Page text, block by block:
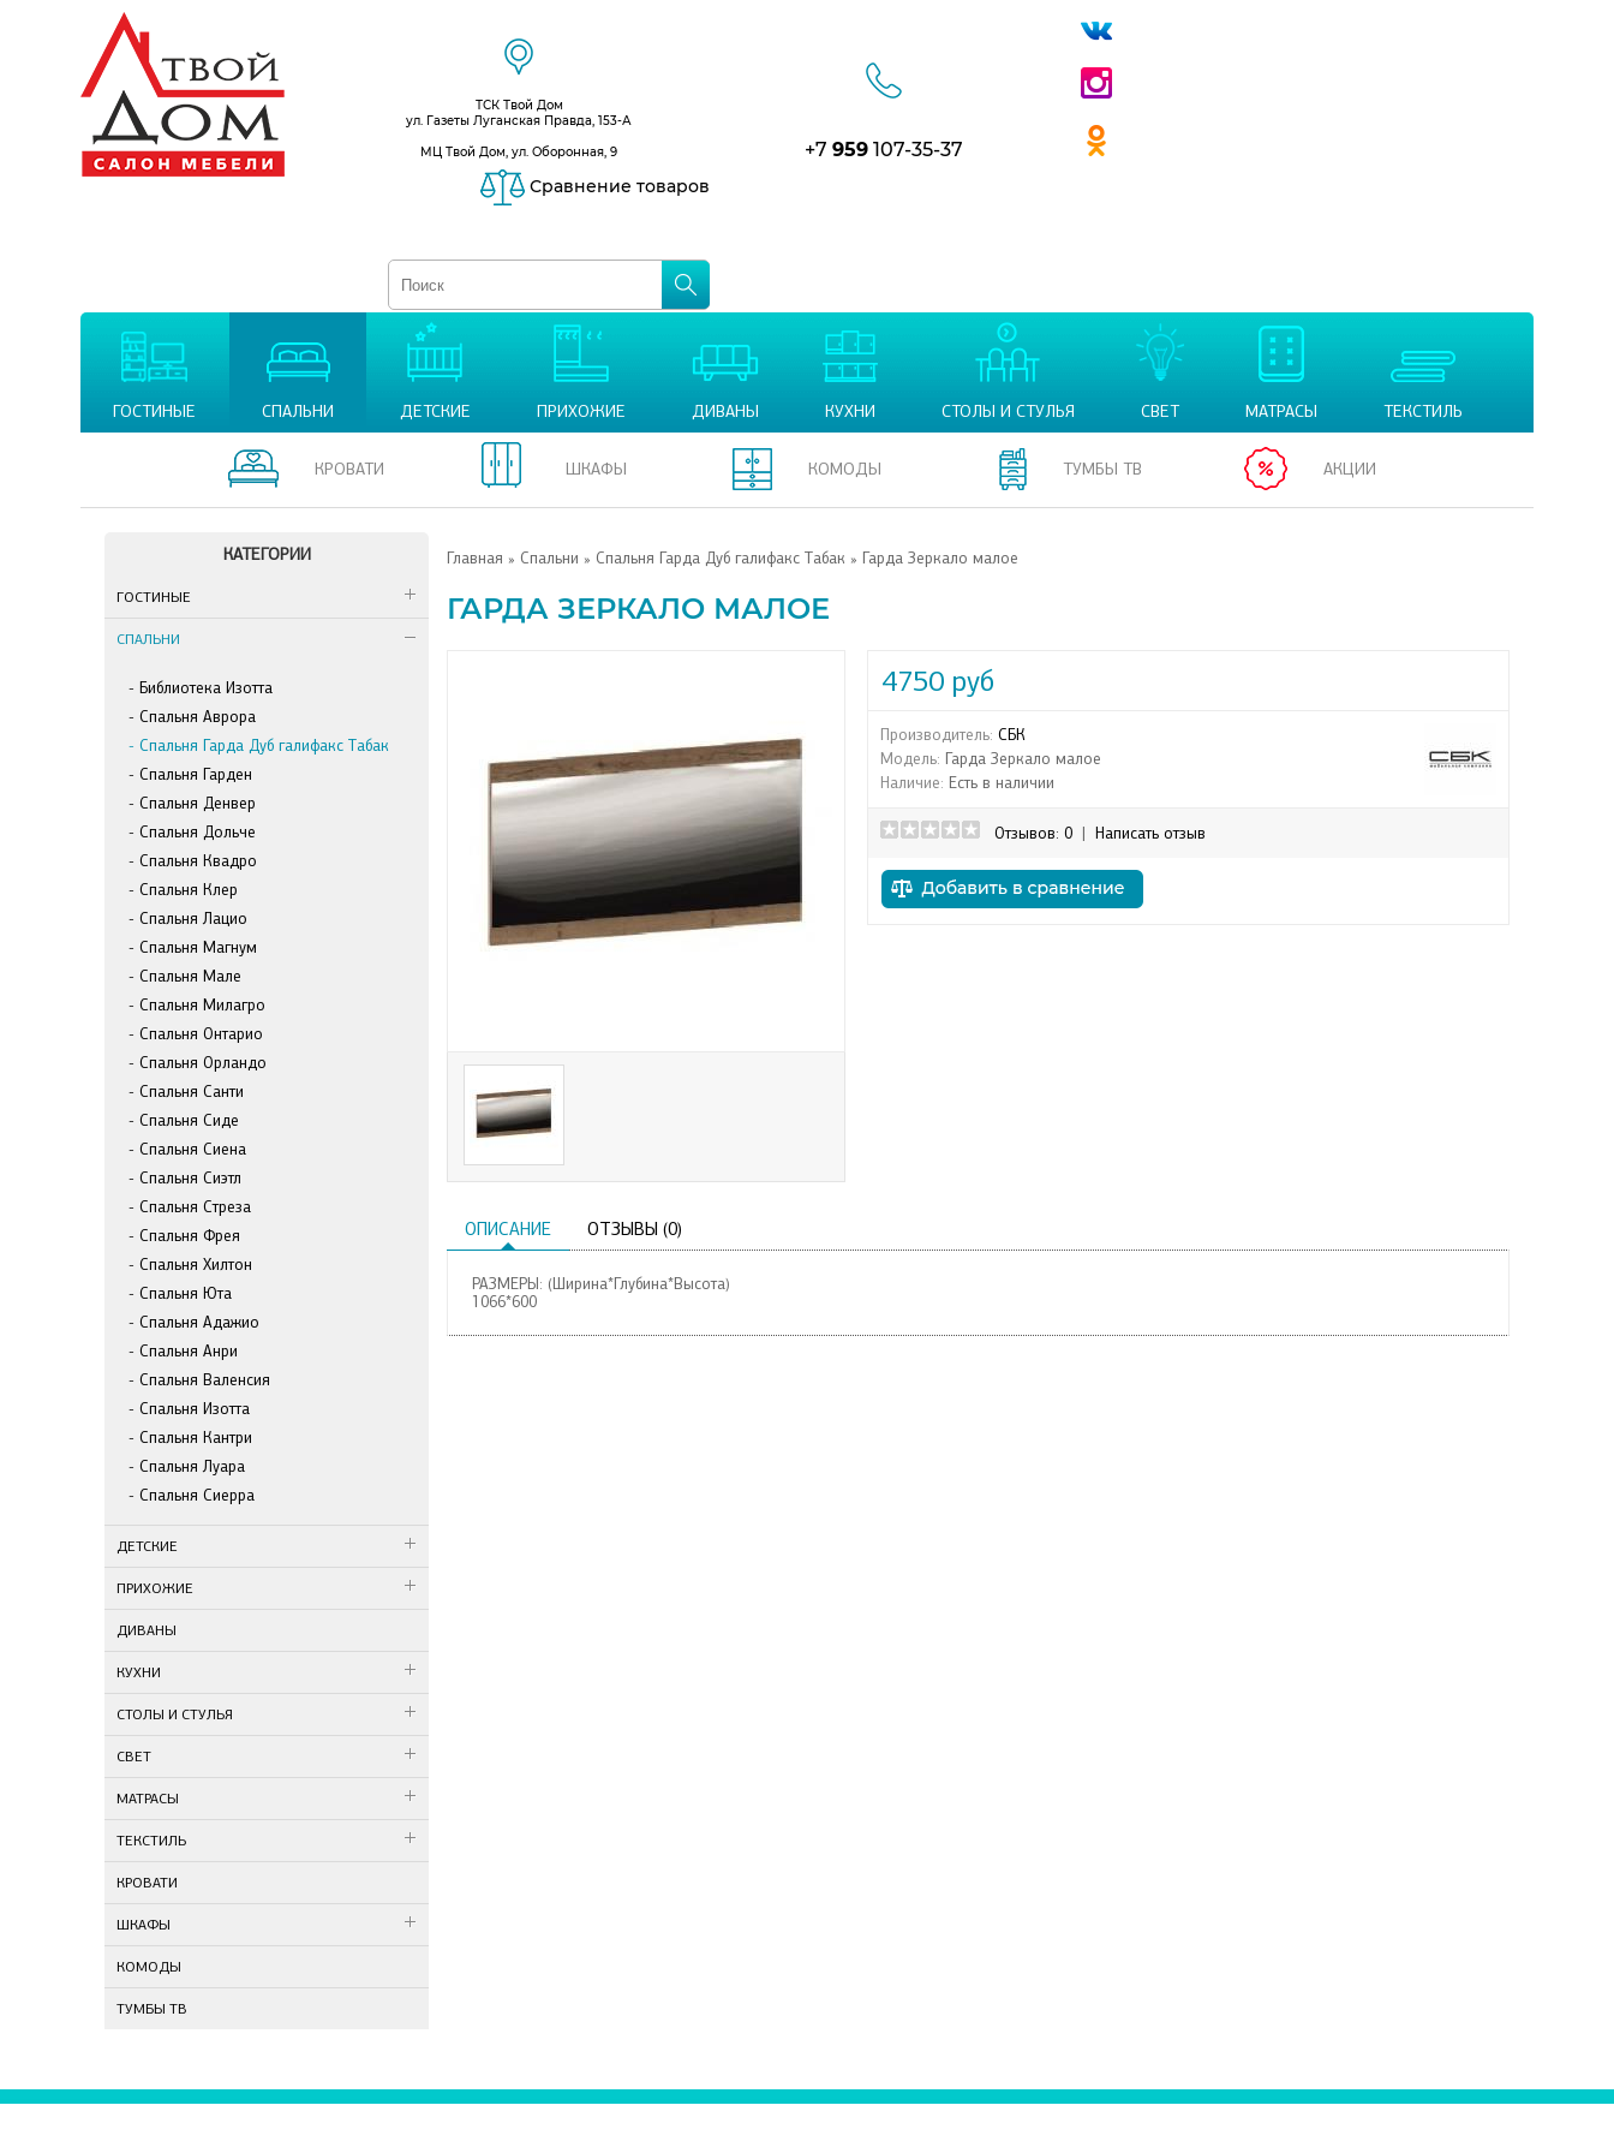
ТСК Твой Дом
ул. Газеты Луганская Правда, 153-А
МЦ Твой Дом, ул. Оборонная, 9
+7 959 107-35-37
Сравнение товаров
ГОСТИНЫЕ СПАЛЬНИ ДЕТСКИЕ ПРИХОЖИЕ ДИВАНЫ КУХНИ СТОЛЫ И СТУЛЬЯ СВЕТ МАТРАСЫ ТЕКСТИЛЬ
КРОВАТИ ШКАФЫ КОМОДЫ ТУМБЫ ТВ АКЦИИ
КАТЕГОРИИ
ГОСТИНЫЕ
СПАЛЬНИ
Библиотека Изотта
Спальня Аврора
Спальня Гарда Дуб галифакс Табак
Спальня Гарден
Спальня Денвер
Спальня Дольче
Спальня Квадро
Спальня Клер
Спальня Лацио
Спальня Магнум
Спальня Мале
Спальня Милагро
Спальня Онтарио
Спальня Орландо
Спальня Санти
Спальня Сиде
Спальня Сиена
Спальня Сиэтл
Спальня Стреза
Спальня Фрея
Спальня Хилтон
Спальня Юта
Спальня Адажио
Спальня Анри
Спальня Валенсия
Спальня Изотта
Спальня Кантри
Спальня Луара
Спальня Сиерра
ДЕТСКИЕ
ПРИХОЖИЕ
ДИВАНЫ
КУХНИ
СТОЛЫ И СТУЛЬЯ
СВЕТ
МАТРАСЫ
ТЕКСТИЛЬ
КРОВАТИ
ШКАФЫ
КОМОДЫ
ТУМБЫ ТВ
Главная » Спальни » Спальня Гарда Дуб галифакс Табак » Гарда Зеркало малое
ГАРДА ЗЕРКАЛО МАЛОЕ
4750 руб
Производитель: СБК
Модель: Гарда Зеркало малое
Наличие: Есть в наличии
Отзывов: 0 Написать отзыв
ОПИСАНИЕ ОТЗЫВЫ (0)
РАЗМЕРЫ: (Ширина*Глубина*Высота)
1066*600